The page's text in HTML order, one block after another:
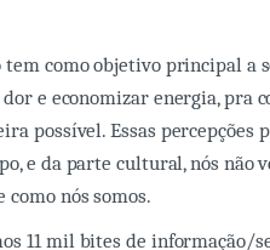
tem como objetivo principal a
e economizar energia, pra
possível. Essas percepções
e da parte cultural, nós não
como nós somos.
11 mil bites de informação/